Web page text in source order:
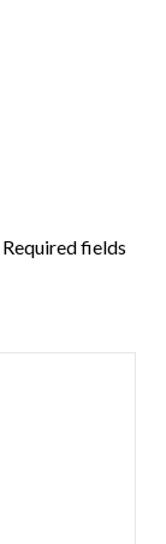
Required fields